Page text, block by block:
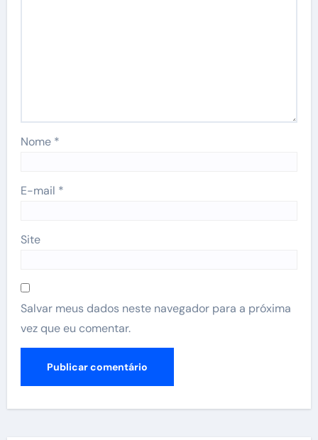
Nome *
E-mail *
Site
Salvar meus dados neste navegador para a próxima
vez que eu comentar.